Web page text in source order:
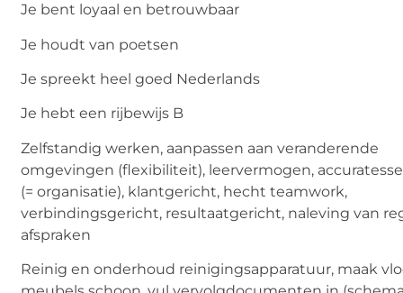
Je bent loyaal en betrouwbaar
Je houdt van poetsen
Je spreekt heel goed Nederlands
Je hebt een rijbewijs B
Zelfstandig werken, aanpassen aan veranderende
omgevingen (flexibiliteit), leervermogen,
(= organisatie), klantgericht, hecht teamwork,
verbindingsgericht, resultaatgericht, naleving van
afspraken
Reinig en onderhoud reinigingsapparatuur, maak